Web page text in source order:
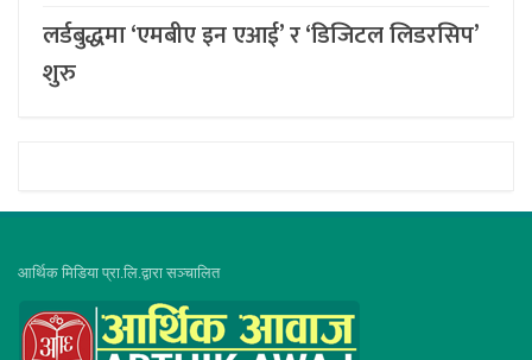
लर्डबुद्धमा ‘एमबीए इन एआई’ र ‘डिजिटल लिडरसिप’
शुरु
आर्थिक मिडिया प्रा.लि.द्वारा सञ्चालित